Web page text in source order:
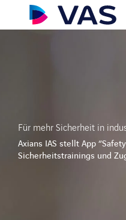
Auftragsannahme und
Digitaler Lieferschein
Für mehr Sicherheit in
Axians IAS stellt App
Sicherheitstrainings und